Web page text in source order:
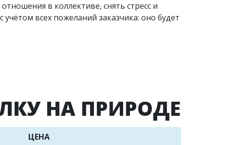
в коллективе, снять стресс и
всех пожеланий заказчика: оно будет
НА ПРИРОДЕ
ЦЕНА